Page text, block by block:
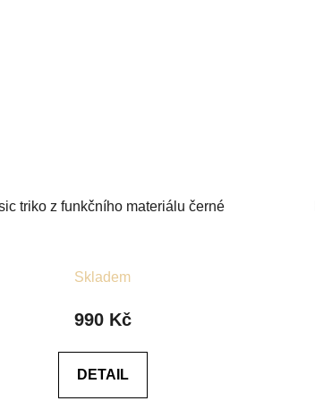
triko z funkčního materiálu černé
hodnocení
produktu
z
Skladem
990 Kč
DETAIL